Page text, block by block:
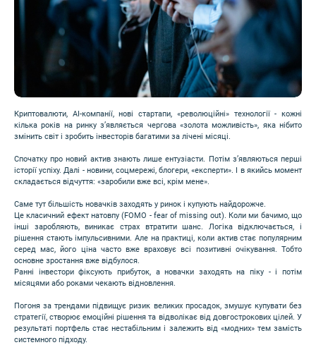
Криптовалюти, AI-компанії, нові стартапи, «революційні» технології - кожні
кілька років на ринку з’являється чергова «золота можливість», яка нібито
змінить світ і зробить інвесторів багатими за лічені місяці.
Спочатку про новий актив знають лише ентузіасти. Потім з’являються перші
історії успіху. Далі - новини, соцмережі, блогери, «експерти». І в якийсь момент
складається відчуття: «заробили вже всі, крім мене».
Саме тут більшість новачків заходять у ринок і купують найдорожче.
Це класичний ефект натовпу (FOMO - fear of missing out). Коли ми бачимо, що
інші заробляють, виникає страх втратити шанс. Логіка відключається, і
рішення стають імпульсивними. Але на практиці, коли актив стає популярним
серед мас, його ціна часто вже враховує всі позитивні очікування. Тобто
основне зростання вже відбулося.
Ранні інвестори фіксують прибуток, а новачки заходять на піку - і потім
місяцями або роками чекають відновлення.
Погоня за трендами підвищує ризик великих просадок, змушує купувати без
стратегії, створює емоційні рішення та відволікає від довгострокових цілей. У
результаті портфель стає нестабільним і залежить від «модних» тем замість
системного підходу.